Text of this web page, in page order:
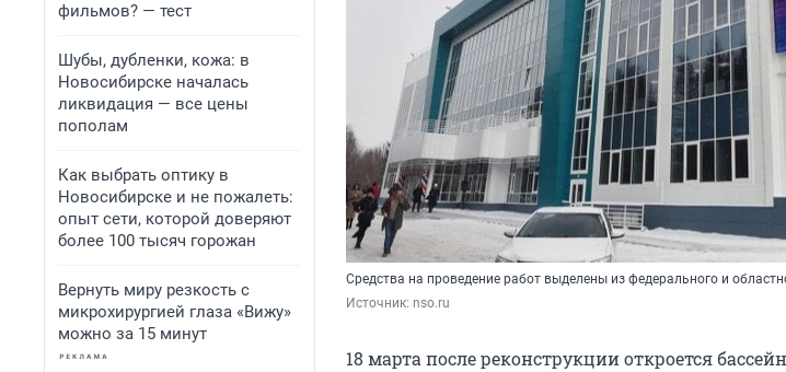
фильмов? — тест
Шубы, дубленки, кожа: в
Новосибирске началась
ликвидация — все цены
пополам
Как выбрать оптику в
Новосибирске и не пожалеть:
опыт сети, которой доверяют
более 100 тысяч горожан
Вернуть миру резкость с
микрохирургией глаза «Вижу»
можно за 15 минут
Средства на проведение работ выделены из федерального и
Источник: nso.ru
18 марта после реконструкции откроется